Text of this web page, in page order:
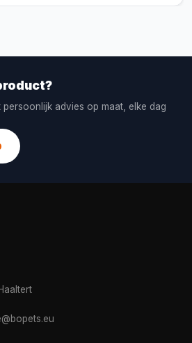
persoonlijk advies op maat, elke dag